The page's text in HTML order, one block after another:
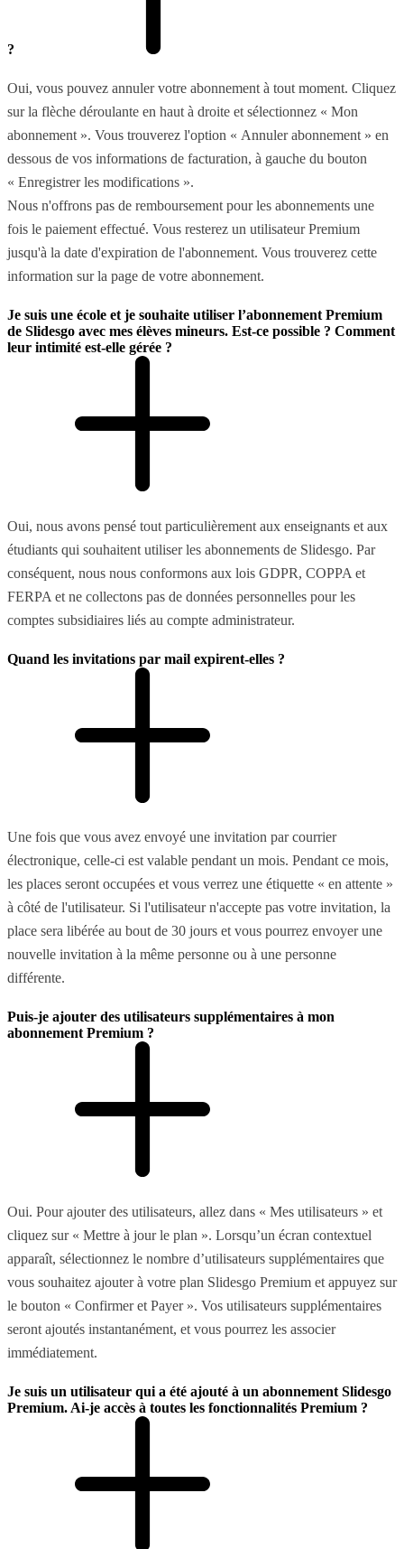
?
Oui, vous pouvez annuler votre abonnement à tout moment. Cliquez
sur la flèche déroulante en haut à droite et sélectionnez « Mon
abonnement ». Vous trouverez l'option « Annuler abonnement » en
dessous de vos informations de facturation, à gauche du bouton
« Enregistrer les modifications ».
Nous n'offrons pas de remboursement pour les abonnements une
fois le paiement effectué. Vous resterez un utilisateur Premium
jusqu'à la date d'expiration de l'abonnement. Vous trouverez cette
information sur la page de votre abonnement.
Je suis une école et je souhaite utiliser l’abonnement Premium
de Slidesgo avec mes élèves mineurs. Est-ce possible ? Comment
leur intimité est-elle gérée ?
Oui, nous avons pensé tout particulièrement aux enseignants et aux
étudiants qui souhaitent utiliser les abonnements de Slidesgo. Par
conséquent, nous nous conformons aux lois GDPR, COPPA et
FERPA et ne collectons pas de données personnelles pour les
comptes subsidiaires liés au compte administrateur.
Quand les invitations par mail expirent-elles ?
Une fois que vous avez envoyé une invitation par courrier
électronique, celle-ci est valable pendant un mois. Pendant ce mois,
les places seront occupées et vous verrez une étiquette « en attente »
à côté de l'utilisateur. Si l'utilisateur n'accepte pas votre invitation, la
place sera libérée au bout de 30 jours et vous pourrez envoyer une
nouvelle invitation à la même personne ou à une personne
différente.
Puis-je ajouter des utilisateurs supplémentaires à mon
abonnement Premium ?
Oui. Pour ajouter des utilisateurs, allez dans « Mes utilisateurs » et
cliquez sur « Mettre à jour le plan ». Lorsqu’un écran contextuel
apparaît, sélectionnez le nombre d’utilisateurs supplémentaires que
vous souhaitez ajouter à votre plan Slidesgo Premium et appuyez sur
le bouton « Confirmer et Payer ». Vos utilisateurs supplémentaires
seront ajoutés instantanément, et vous pourrez les associer
immédiatement.
Je suis un utilisateur qui a été ajouté à un abonnement Slidesgo
Premium. Ai-je accès à toutes les fonctionnalités Premium ?